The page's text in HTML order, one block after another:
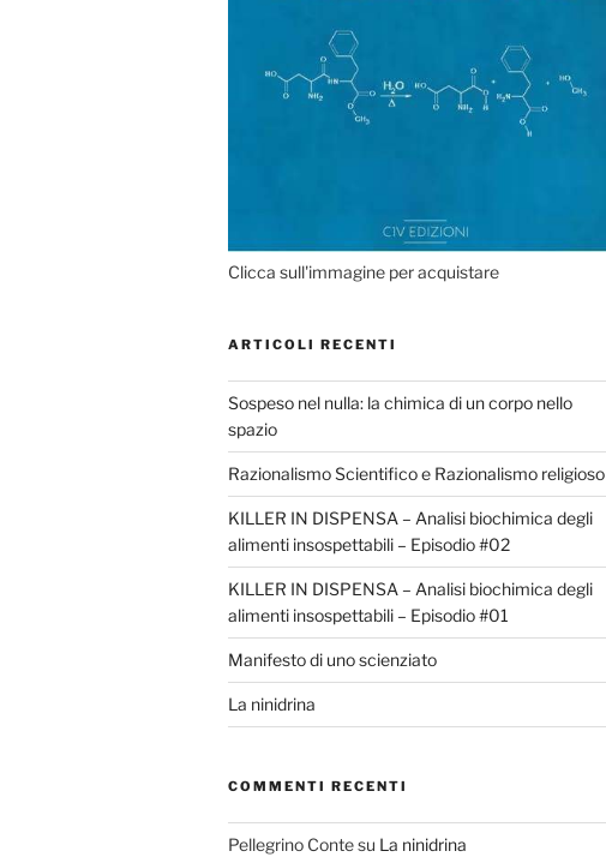
Clicca sull'immagine per acquistare
ARTICOLI RECENTI
Sospeso nel nulla: la chimica di un corpo nello
spazio
Razionalismo Scientifico e Razionalismo religioso
KILLER IN DISPENSA – Analisi biochimica degli
alimenti insospettabili – Episodio #02
KILLER IN DISPENSA – Analisi biochimica degli
alimenti insospettabili – Episodio #01
Manifesto di uno scienziato
La ninidrina
COMMENTI RECENTI
Pellegrino Contesu La ninidrina